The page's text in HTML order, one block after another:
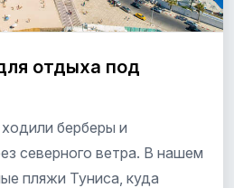
отдыха под
берберы и
северного ветра. В нашем
пляжи Туниса, куда